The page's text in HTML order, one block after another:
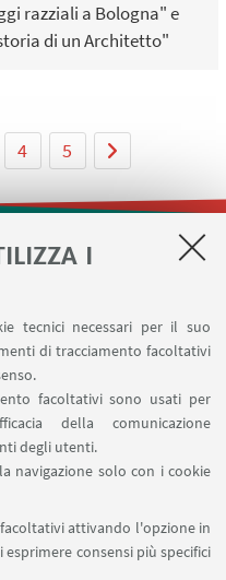
I
tecnici necessari per il suo
di tracciamento facoltativi
facoltativi sono usati per
della comunicazione
degli utenti.
navigazione solo con i cookie
attivando l'opzione in
consensi più specifici
razziali a Bologna" e
di un Architetto"
4 5
SU:
SU: